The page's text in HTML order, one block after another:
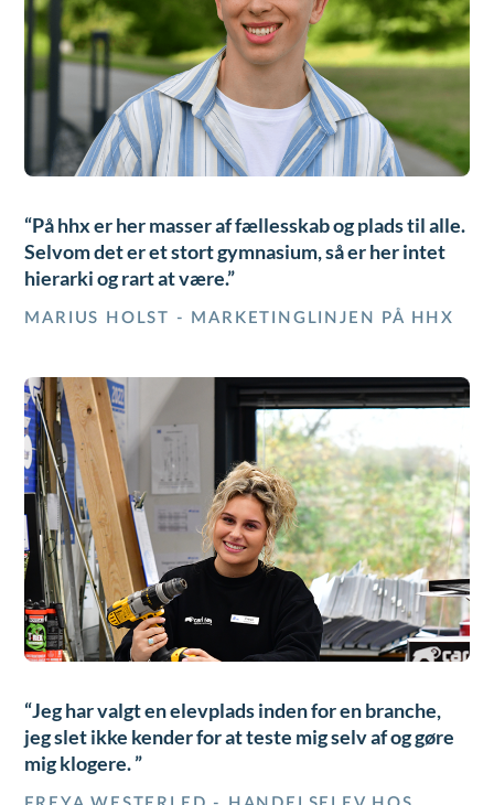
På hhx er her masser af fællesskab og plads til alle.
Selvom det er et stort gymnasium, så er her intet
hierarki og rart at være.
MARIUS HOLST - MARKETINGLINJEN PÅ HHX
Jeg har valgt en elevplads inden for en branche,
jeg slet ikke kender for at teste mig selv af og gøre
mig klogere.